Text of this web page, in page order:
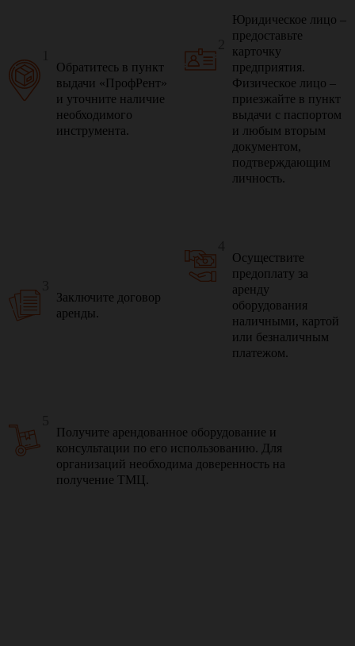
Обратитесь в пункт
выдачи «ПрофРент»
и уточните наличие
необходимого
инструмента.
Юридическое лицо –
предоставьте
карточку
предприятия.
Физическое лицо –
приезжайте в пункт
выдачи с паспортом
и любым вторым
документом,
подтверждающим
личность.
Получите арендованное оборудование и
консультации по его использованию. Для
организаций необходима доверенность на
получение ТМЦ.
Осуществите
предоплату за
аренду
оборудования
наличными, картой
или безналичным
платежом.
Заключите договор
аренды.